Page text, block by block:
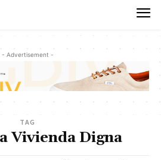
- Advertisement -
TAG
Vivienda Digna